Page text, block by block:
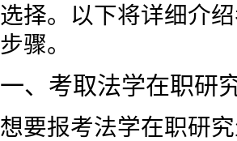
选择。以下将详细介
步骤。
一、考取法学在职研
想要报考法学在职研